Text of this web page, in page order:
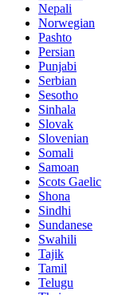
Nepali
Norwegian
Pashto
Persian
Punjabi
Serbian
Sesotho
Sinhala
Slovak
Slovenian
Somali
Samoan
Scots Gaelic
Shona
Sindhi
Sundanese
Swahili
Tajik
Tamil
Telugu